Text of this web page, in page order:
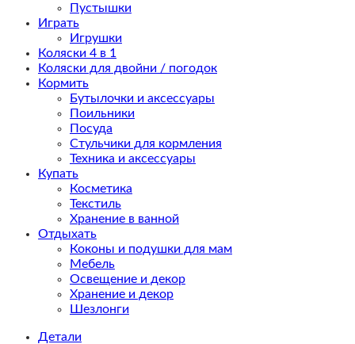
Пустышки
Играть
Игрушки
Коляски 4 в 1
Коляски для двойни / погодок
Кормить
Бутылочки и аксессуары
Поильники
Посуда
Стульчики для кормления
Техника и аксессуары
Купать
Косметика
Текстиль
Хранение в ванной
Отдыхать
Коконы и подушки для мам
Мебель
Освещение и декор
Хранение и декор
Шезлонги
Детали